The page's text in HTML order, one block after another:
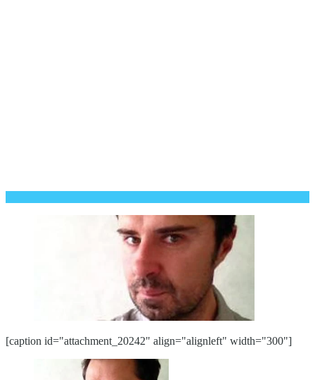
[caption id="attachment_20242" align="alignleft" width="300"]